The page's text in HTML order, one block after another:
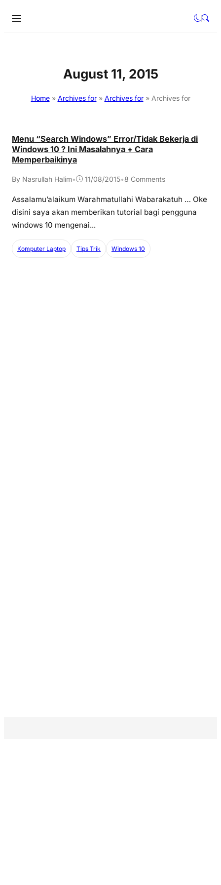
August 11, 2015
Home» Archives for» Archives for» Archives for
Menu “Search Windows” Error/Tidak Bekerja di
Windows 10 ? Ini Masalahnya + Cara
Memperbaikinya
By Nasrullah Halim• 11/08/2015•8 Comments
Assalamu’alaikum Warahmatullahi Wabarakatuh … Oke
disini saya akan memberikan tutorial bagi pengguna
windows 10 mengenai...
Komputer Laptop Tips Trik Windows 10